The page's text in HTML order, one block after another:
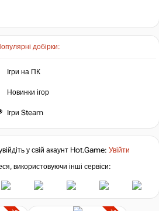
добірки:
Ігри на ПК
Новинки ігор
Ігри Steam
у свій акаунт Hot.Game: Увійти
використовуючи інші сервіси: